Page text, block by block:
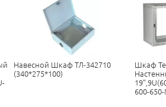
Навесной Шкаф ТЛ-342710
(340*275*100)
Шкаф
600-